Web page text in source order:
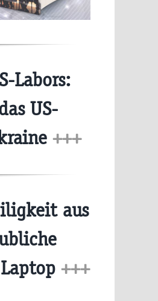
Labors:
US-
+++
aus
+++